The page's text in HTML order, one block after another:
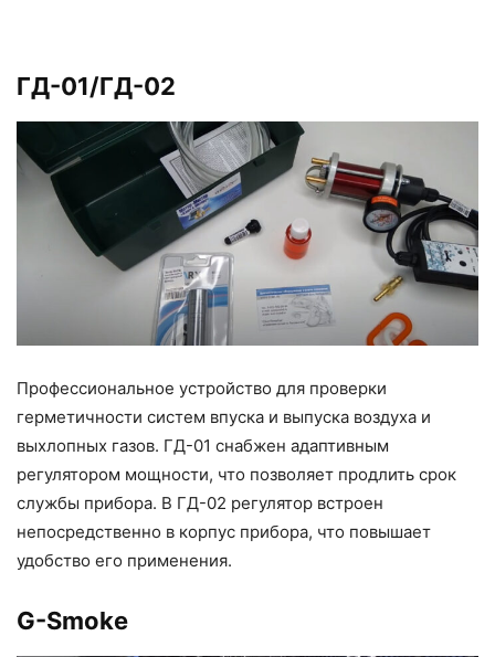
ГД-01/ГД-02
Профессиональное устройство для проверки
герметичности систем впуска и выпуска воздуха и
выхлопных газов. ГД-01 снабжен адаптивным
регулятором мощности, что позволяет продлить срок
службы прибора. В ГД-02 регулятор встроен
непосредственно в корпус прибора, что повышает
удобство его применения.
G-Smoke